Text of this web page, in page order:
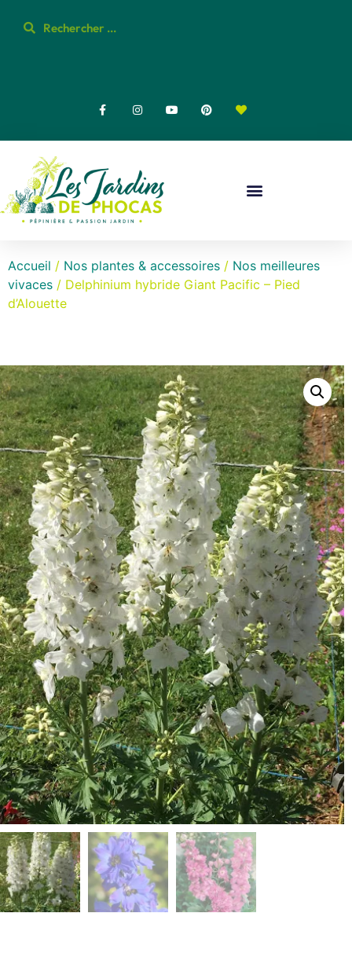
Accueil / Nos plantes & accessoires / Nos meilleures
vivaces / Delphinium hybride Giant Pacific – Pied
d’Alouette